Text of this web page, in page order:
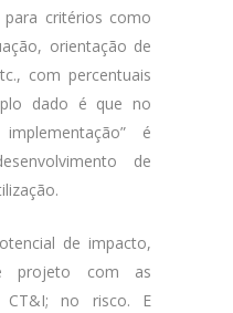
para critérios como
orientação de
com percentuais
dado é que no
é
de
de impacto,
projeto com as
CT&I; no risco. E